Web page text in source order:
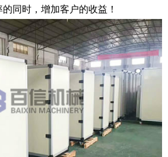
同时，增加客户的收益！